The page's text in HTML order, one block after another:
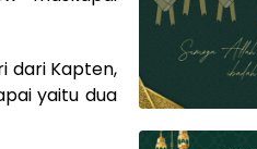
dari Kapten,
yaitu dua